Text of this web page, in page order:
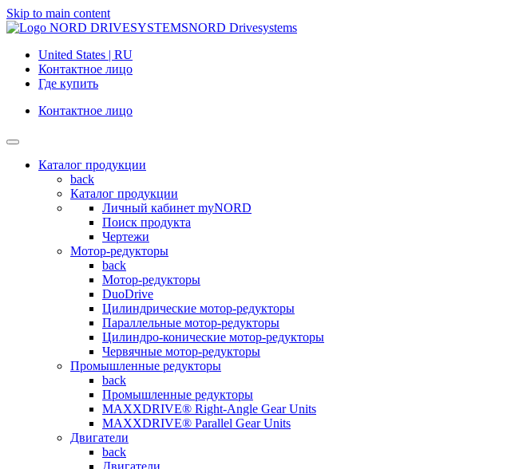
Skip to main content
NORD Drivesystems
United States | RU
Контактное лицо
Где купить
Контактное лицо
Каталог продукции
back
Каталог продукции
Личный кабинет myNORD
Поиск продукта
Чертежи
Мотор-редукторы
back
Мотор-редукторы
DuoDrive
Цилиндрические мотор-редукторы
Параллельные мотор-редукторы
Цилиндро-конические мотор-редукторы
Червячные мотор-редукторы
Промышленные редукторы
back
Промышленные редукторы
MAXXDRIVE® Right-Angle Gear Units
MAXXDRIVE® Parallel Gear Units
Двигатели
back
Двигатели